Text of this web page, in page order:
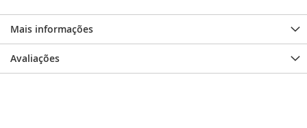
Mais informações
Avaliações